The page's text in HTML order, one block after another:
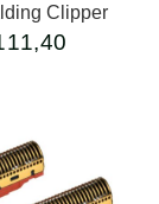
Clipper